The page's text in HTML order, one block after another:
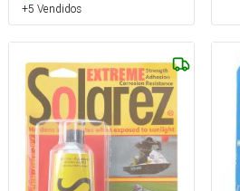
+5 Vendidos